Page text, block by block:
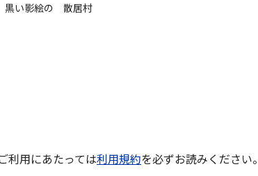
黒い影絵の 散居村
利用にあたっては利用規約を必ずお読みください。